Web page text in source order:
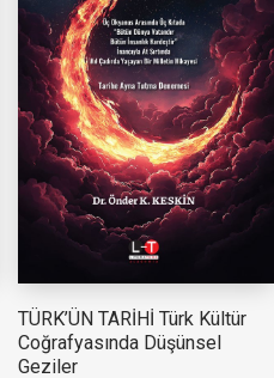
TÜRK’ÜN TARİHİ Türk Kültür
Coğrafyasında Düşünsel
Geziler